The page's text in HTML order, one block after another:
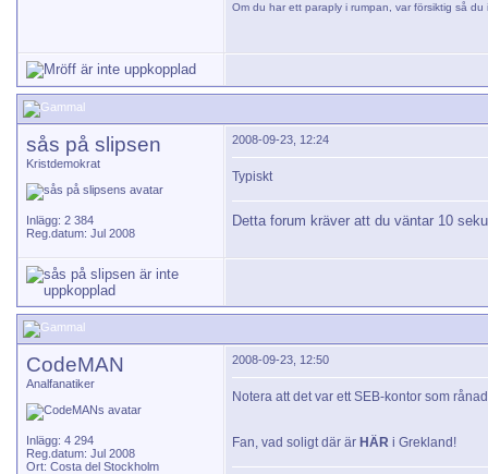
Om du har ett paraply i rumpan, var försiktig så
sås på slipsen
Kristdemokrat
Inlägg: 2 384
Reg.datum: Jul 2008
2008-09-23, 12:24
Typiskt
Detta forum kräver att du väntar 10
CodeMAN
Analfanatiker
Inlägg: 4 294
Reg.datum: Jul 2008
Ort: Costa del Stockholm
2008-09-23, 12:50
Notera att det var ett SEB-kontor som
Fan, vad soligt där är HÄR i Grekland!